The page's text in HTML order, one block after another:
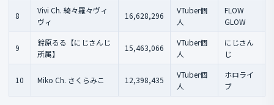
8
Vivi Ch. 綺々羅々ヴィ
ヴィ
16,628,296
VTuber個
人
FLOW
GLOW
9
鈴原るる【にじさんじ
所属】
15,463,066
VTuber個
人
にじさん
じ
10 Miko Ch. さくらみこ 12,398,435
VTuber個
人
ホロライ
ブ